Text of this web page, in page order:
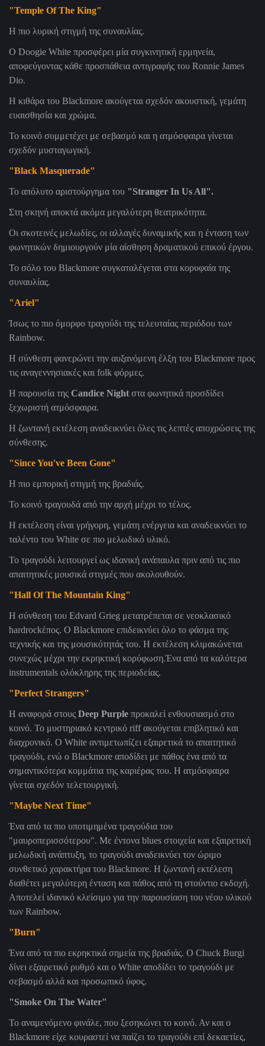
"Temple Of The King"
Η πιο λυρική στιγμή της συναυλίας.
Ο Doogie White προσφέρει μία συγκινητική ερμηνεία,
αποφεύγοντας κάθε προσπάθεια αντιγραφής του Ronnie James
Dio.
Η κιθάρα του Blackmore ακούγεται σχεδόν ακουστική, γεμάτη
ευαισθησία και χρώμα.
Το κοινό συμμετέχει με σεβασμό και η ατμόσφαιρα γίνεται
σχεδόν μυσταγωγική.
"Black Masquerade"
Το απόλυτο αριστούργημα του "Stranger In Us All".
Στη σκηνή αποκτά ακόμα μεγαλύτερη θεατρικότητα.
Οι σκοτεινές μελωδίες, οι αλλαγές δυναμικής και η ένταση των
φωνητικών δημιουργούν μία αίσθηση δραματικού επικού έργου.
Το σόλο του Blackmore συγκαταλέγεται στα κορυφαία της
συναυλίας.
"Ariel"
Ίσως το πιο όμορφο τραγούδι της τελευταίας περιόδου των
Rainbow.
Η σύνθεση φανερώνει την αυξανόμενη έλξη του Blackmore προς
τις αναγεννησιακές και folk φόρμες.
Η παρουσία της Candice Night στα φωνητικά προσδίδει
ξεχωριστή ατμόσφαιρα.
Η ζωντανή εκτέλεση αναδεικνύει όλες τις λεπτές αποχρώσεις της
σύνθεσης.
"Since You've Been Gone"
Η πιο εμπορική στιγμή της βραδιάς.
Το κοινό τραγουδά από την αρχή μέχρι το τέλος.
Η εκτέλεση είναι γρήγορη, γεμάτη ενέργεια και αναδεικνύει το
ταλέντο του White σε πιο μελωδικό υλικό.
Το τραγούδι λειτουργεί ως ιδανική ανάπαυλα πριν από τις πιο
απαιτητικές μουσικά στιγμές που ακολουθούν.
"Hall Of The Mountain King"
Η σύνθεση του Edvard Grieg μετατρέπεται σε νεοκλασικό
hardrockέπος. Ο Blackmore επιδεικνύει όλο το φάσμα της
τεχνικής και της μουσικότητάς του. Η εκτέλεση κλιμακώνεται
συνεχώς μέχρι την εκρηκτική κορύφωση.Ένα από τα καλύτερα
instrumentals ολόκληρης της περιοδείας.
"Perfect Strangers"
Η αναφορά στους Deep Purple προκαλεί ενθουσιασμό στο
κοινό. Το μυστηριακό κεντρικό riff ακούγεται επιβλητικό και
διαχρονικό. Ο White αντιμετωπίζει εξαιρετικά το απαιτητικό
τραγούδι, ενώ ο Blackmore αποδίδει με πάθος ένα από τα
σημαντικότερα κομμάτια της καριέρας του. Η ατμόσφαιρα
γίνεται σχεδόν τελετουργική.
"Maybe Next Time"
Ένα από τα πιο υποτιμημένα τραγούδια του
"μαυροπερισσότερου". Με έντονα blues στοιχεία και εξαιρετική
μελωδική ανάπτυξη, το τραγούδι αναδεικνύει τον ώριμο
συνθετικό χαρακτήρα του Blackmore. Η ζωντανή εκτέλεση
διαθέτει μεγαλύτερη ένταση και πάθος από τη στούντιο εκδοχή.
Αποτελεί ιδανικό κλείσιμο για την παρουσίαση του νέου υλικού
των Rainbow.
"Burn"
Ένα από τα πιο εκρηκτικά σημεία της βραδιάς. Ο Chuck Burgi
δίνει εξαιρετικό ρυθμό και ο White αποδίδει το τραγούδι με
σεβασμό αλλά και προσωπικό ύφος.
"Smoke On The Water"
Το αναμενόμενο φινάλε, που ξεσηκώνει το κοινό. Αν και ο
Blackmore είχε κουραστεί να παίζει το τραγούδι επί δεκαετίες,